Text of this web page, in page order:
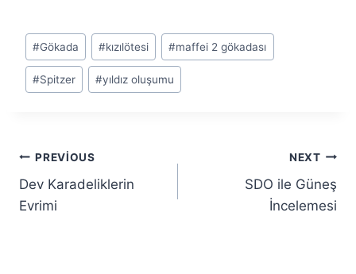
Post
Tags:
#Gökada #kızılötesi #maffei 2 gökadası
#Spitzer #yıldız oluşumu
Yazı
gezinmesi
PREVIOUS
Dev Karadeliklerin
Evrimi
NEXT
SDO ile Güneş
İncelemesi